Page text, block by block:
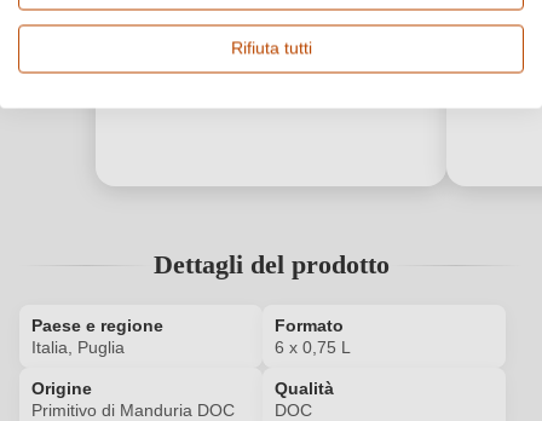
Dettagli del prodotto
Paese e regione
Italia, Puglia
Formato
6 x 0,75 L
Origine
Primitivo di Manduria DOC
Qualità
DOC
Rifiuta tutti